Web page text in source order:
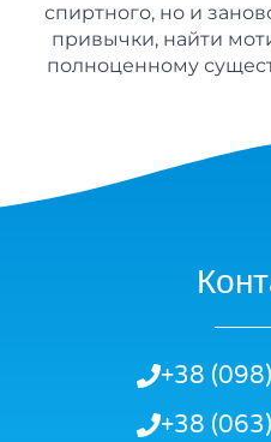
спиртного, но и
привычки, найти
полноценному
+38
+38